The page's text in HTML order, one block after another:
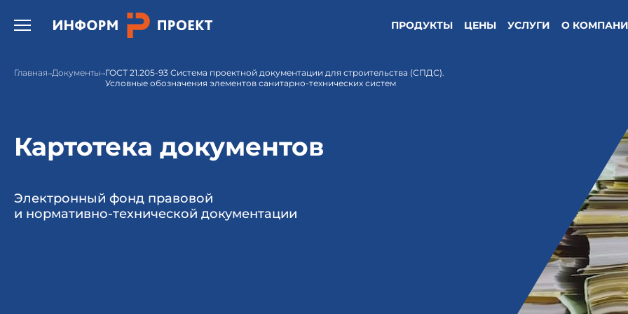
Открыть бургер меню. ПРОДУКТЫ ЦЕНЫ УСЛУГИ О
Главная Документы ГОСТ 21.205-93 Система проектной документации для строительства (СПДС).
Условные обозначения элементов санитарно-технических систем
Картотека документов
Электронный фонд правовой
и нормативно-технической документации